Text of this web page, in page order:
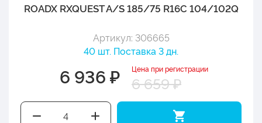
ROADX RXQUEST A/S 185/75 R16C 104/102Q
Артикул: 306665
40 шт. Поставка 3 дн.
6 936 ₽ Цена при регистрации
6 659 ₽